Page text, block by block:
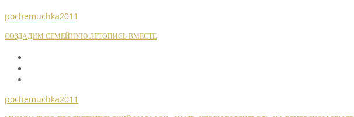
pochemuchka2011
СОЗДАДИМ СЕМЕЙНУЮ ЛЕТОПИСЬ ВМЕСТЕ
pochemuchka2011